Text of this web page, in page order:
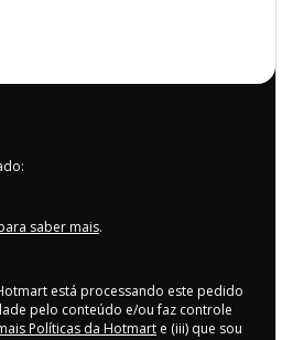
saber mais.
está processando este pedido
pelo conteúdo e/ou faz controle
Políticas da Hotmart e (iii) que sou